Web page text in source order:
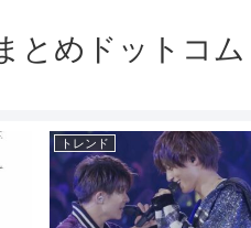
とめドットコム
トレンド